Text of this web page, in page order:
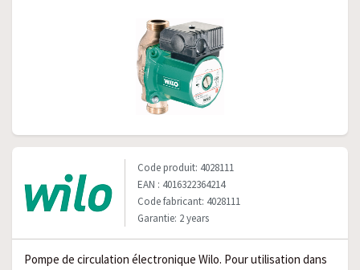
Code produit: 4028111
EAN : 4016322364214
Code fabricant: 4028111
Garantie: 2 years
Pompe de circulation électronique Wilo. Pour utilisation dans